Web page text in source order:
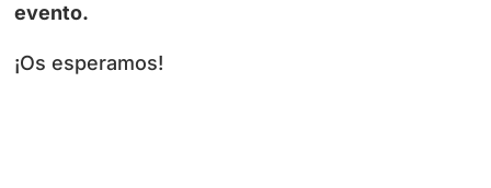
evento.
¡Os esperamos!